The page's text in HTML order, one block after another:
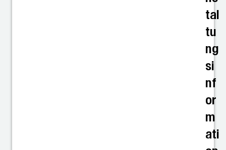
tal
tu
ng
si
nf
or
m
ati